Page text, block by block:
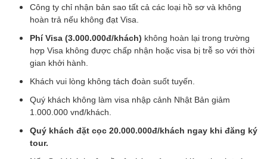
Công ty chỉ nhận bản sao tất cả các loại hồ sơ và không
hoàn trả nếu không đạt Visa.
Phí Visa (3.000.000đ/khách) không hoàn lại trong trường
hợp Visa không được chấp nhận hoặc visa bị trễ so với thời
gian khởi hành.
Khách vui lòng không tách đoàn suốt tuyến.
Quý khách không làm visa nhập cảnh Nhật Bản giảm
1.000.000 vnđ/khách.
Quý khách đặt cọc 20.000.000đ/khách ngay khi đăng ký
tour.